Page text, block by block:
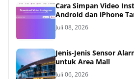
Cara Simpan Video
Android dan iPhone
Juli 08, 2026
Jenis-Jenis Sensor
untuk Area Mall
Juli 06, 2026